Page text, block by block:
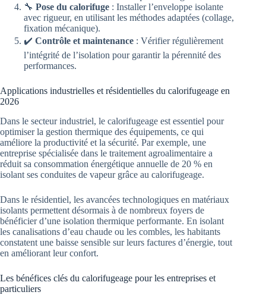
🔧 Pose du calorifuge : Installer l’enveloppe isolante
avec rigueur, en utilisant les méthodes adaptées (collage,
fixation mécanique).
✔️ Contrôle et maintenance : Vérifier régulièrement
l’intégrité de l’isolation pour garantir la pérennité des
performances.
Applications industrielles et résidentielles du calorifugeage en
2026
Dans le secteur industriel, le calorifugeage est essentiel pour
optimiser la gestion thermique des équipements, ce qui
améliore la productivité et la sécurité. Par exemple, une
entreprise spécialisée dans le traitement agroalimentaire a
réduit sa consommation énergétique annuelle de 20 % en
isolant ses conduites de vapeur grâce au calorifugeage.
Dans le résidentiel, les avancées technologiques en matériaux
isolants permettent désormais à de nombreux foyers de
bénéficier d’une isolation thermique performante. En isolant
les canalisations d’eau chaude ou les combles, les habitants
constatent une baisse sensible sur leurs factures d’énergie, tout
en améliorant leur confort.
Les bénéfices clés du calorifugeage pour les entreprises et
particuliers